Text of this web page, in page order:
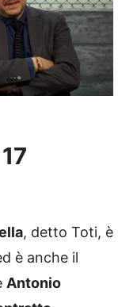
, detto Toti, è
è anche il
Antonio